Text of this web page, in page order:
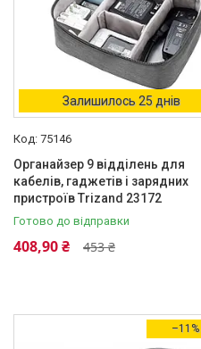
Camry 1
Expand
Gardlov 2
Ще 13
Бежевий 16
Білий 70
Бірюзовий 4
Дерево 2
Залишилось 25 днів
75146
Органайзер 9 відділень для
кабелів, гаджетів і зарядних
пристроїв Trizand 23172
Готово до відправки
453 ₴
408,90 ₴
–11%